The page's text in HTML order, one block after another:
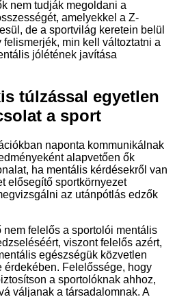
nem tudják megoldani a
amelyekkel a Z-
de a sportvilág keretein belül
min kell változtatni a
jólétének javítása
túlzással egyetlen
a sport
naponta kommunikálnak
alapvetően ők
ha mentális kérdésekről van
elősegítő sportkörnyezet
az utánpótlás edzők
nem felelős a sportolói mentális
viszont felelős azért,
egészségük közvetlen
érdekében. Felelőssége, hogy
a sportolóknak ahhoz,
váljanak a társadalomnak. A